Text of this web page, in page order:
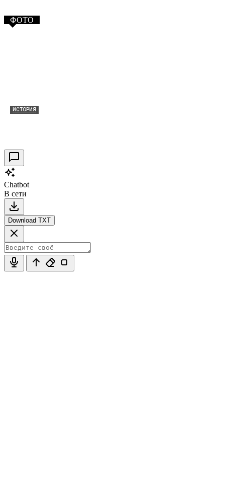
ФОТО
ИСТОРИЯ
Chatbot
В сети
Download TXT